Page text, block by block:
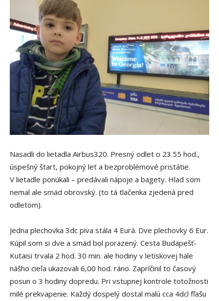
Nasadli do lietadla Airbus320. Presný odlet o 23.55 hod.,
úspešný štart, pokojný let a bezproblémové pristátie.
V lietadle ponúkali – predávali nápoje a bagety. Hlad som
nemal ale smäd obrovský. (to tá tlačenka zjedená pred
odletom).
Jedna plechovka 3dc piva stála 4 Eurá. Dve plechovky 6 Eur.
Kúpil som si dve a smäd bol porazený. Cesta Budapešť-
Kutaisi trvala 2 hod. 30 min. ale hodiny v letiskovej hale
nášho cieľa ukazovali 6,00 hod. ráno. Zapríčinil to časový
posun o 3 hodiny dopredu. Pri vstupnej kontrole totožnosti
milé prekvapenie. Každý dospelý dostal malú cca 4dcl fľašu